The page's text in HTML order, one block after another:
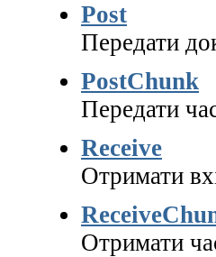
Post
Передати
PostChunk
Передати
Receive
Отримати
Отримати